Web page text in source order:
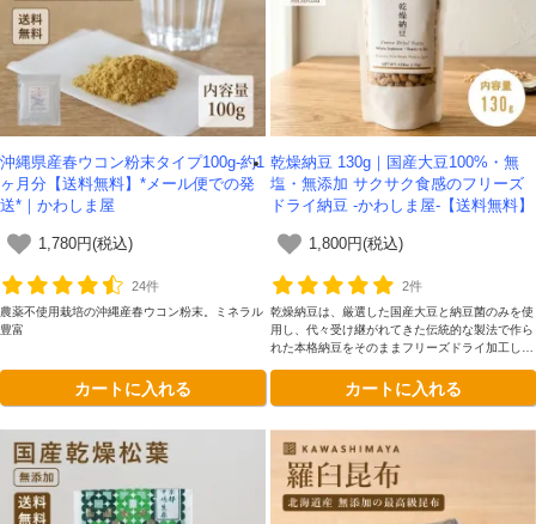
沖縄県産春ウコン粉末タイプ100g-約1
ヶ月分【送料無料】*メール便での発
送*｜かわしま屋
1,780円(税込)
24件
農薬不使用栽培の沖縄産春ウコン粉末。ミネラル
豊富
カートに入れる
乾燥納豆 130g｜国産大豆100%・無
塩・無添加 サクサク食感のフリーズ
ドライ納豆 -かわしま屋-【送料無料】
1,800円(税込)
2件
乾燥納豆は、厳選した国産大豆と納豆菌のみを使
用し、代々受け継がれてきた伝統的な製法で作ら
れた本格納豆をそのままフリーズドライ加工した
カートに入れる
今すぐ使える
円OFFクーポン
ご用意しました🎁
会員登録ありがとうございます！
＼ ご登録の感謝を込めて ／
新規会員様限定 特典クーポン
300 円OFF